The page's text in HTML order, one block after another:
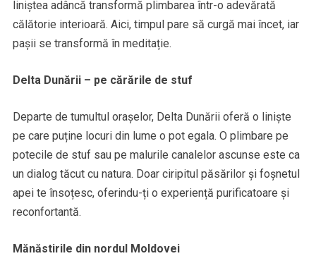
liniștea adâncă transformă plimbarea într-o adevărată
călătorie interioară. Aici, timpul pare să curgă mai încet, iar
pașii se transformă în meditație.
Delta Dunării – pe cărările de stuf
Departe de tumultul orașelor, Delta Dunării oferă o liniște
pe care puține locuri din lume o pot egala. O plimbare pe
potecile de stuf sau pe malurile canalelor ascunse este ca
un dialog tăcut cu natura. Doar ciripitul păsărilor și foșnetul
apei te însoțesc, oferindu-ți o experiență purificatoare și
reconfortantă.
Mănăstirile din nordul Moldovei